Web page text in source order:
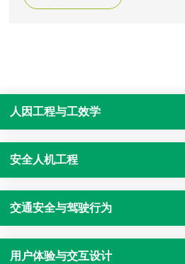
环境等，分析个体的注意力、情绪
人因工程与工效学
安全人机工程
交通安全与驾驶行为
用户体验与交互设计